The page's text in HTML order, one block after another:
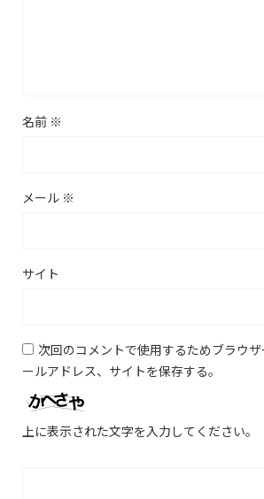
名前 ※
メール ※
サイト
次回のコメントで使用するためブラウ
ールアドレス、サイトを保存する。
上に表示された文字を入力してください。